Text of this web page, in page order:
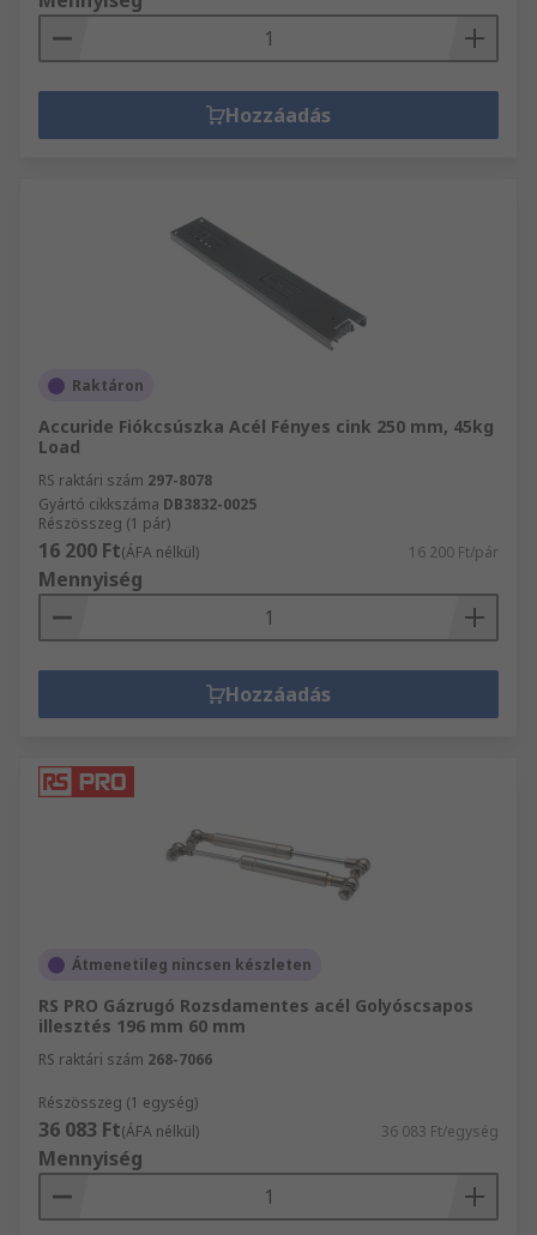
Hozzáadás
Raktáron
Accuride Fiókcsúszka Acél Fényes cink 250 mm, 45kg
Load
RS raktári szám 297-8078
Gyártó cikkszáma DB3832-0025
Részösszeg (1 pár)
16 200 Ft(ÁFA nélkül) 16 200 Ft/pár
Mennyiség
Hozzáadás
Átmenetileg nincsen készleten
RS PRO Gázrugó Rozsdamentes acél Golyóscsapos
illesztés 196 mm 60 mm
RS raktári szám 268-7066
Részösszeg (1 egység)
36 083 Ft(ÁFA nélkül) 36 083 Ft/egység
Mennyiség